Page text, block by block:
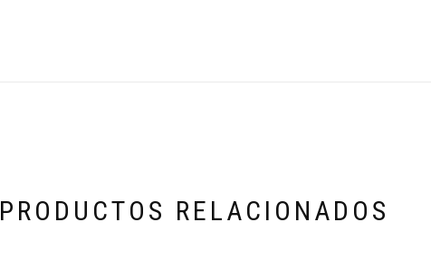
PRODUCTOS RELACIONADOS